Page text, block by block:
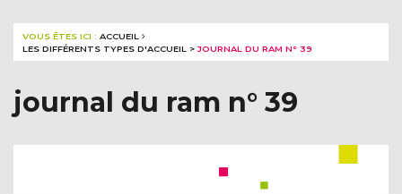
VOUS ÊTES ICI : ACCUEIL
LES DIFFÉRENTS TYPES D'ACCUEIL
> JOURNAL DU RAM N° 39
journal du ram n° 39